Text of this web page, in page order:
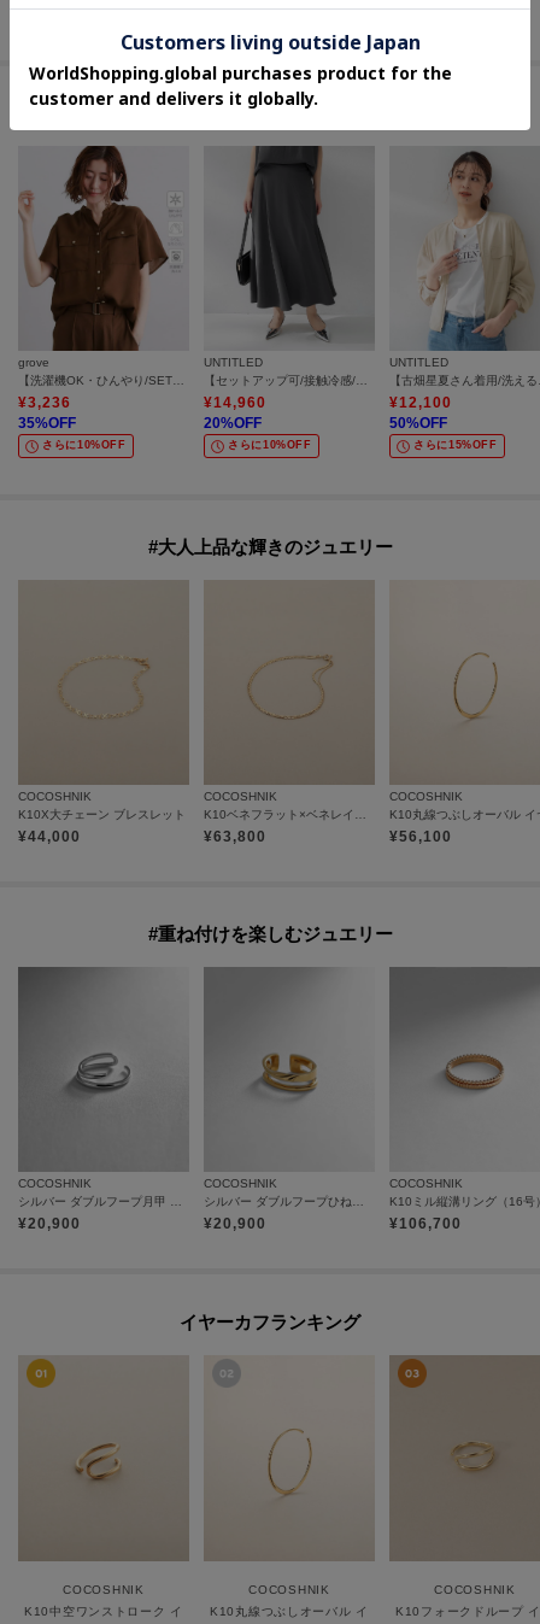
さらに20%OFF
セールアイテムからのおすすめ
grove
【洗濯機OK・ひんやり/SETUP可】シワになりにくい、フレアスリーブブラウス
¥3,236
35%OFF
さらに10%OFF
UNTITLED
【セットアップ可/接触冷感/遮熱】リラクシーフレアスカート
¥14,960
20%OFF
さらに10%OFF
UNTITLED
【古
¥12,100
50%OFF
さらに15%OFF
#大人上品な輝きのジュエリー
COCOSHNIK
K10X大チェーン ブレスレット
¥44,000
COCOSHNIK
¥63,800
COCOSHNIK
¥56,100
#重ね付けを楽しむジュエリー
COCOSHNIK
シルバー ダブルフープ月甲 イヤーカフ
¥20,900
COCOSHNIK
シルバー ダブルフープひねり イヤーカフ
¥20,900
COCOSHNIK
K10ミル縦溝リング（16号
¥106,700
イヤーカフランキング
COCOSHNIK
K10中空ワンストローク イヤーカフ
COCOSHNIK
K10丸線つぶしオーバル イヤーカフ
COCOSHNIK
K10フォークドループ